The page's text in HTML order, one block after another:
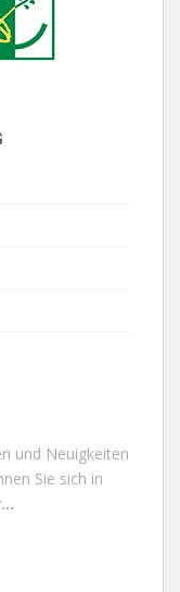
und Neuigkeiten
Sie sich in